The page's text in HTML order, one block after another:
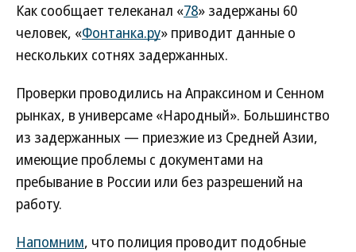
Как сообщает телеканал «78» задержаны 60
человек, «Фонтанка.ру» приводит данные о
нескольких сотнях задержанных.
Проверки проводились на Апраксином и Сенном
рынках, в универсаме «Народный». Большинство
из задержанных — приезжие из Средней Азии,
имеющие проблемы с документами на
пребывание в России или без разрешений на
работу.
Напомним, что полиция проводит подобные